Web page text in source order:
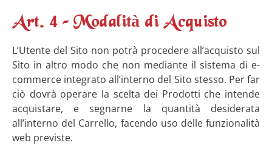
Art. 4 – Modalità di Acquisto
L’Utente del Sito non potrà procedere all’acquisto sul
Sito in altro modo che non mediante il sistema di e-
commerce integrato all’interno del Sito stesso. Per far
ciò dovrà operare la scelta dei Prodotti che intende
acquistare, e segnarne la quantità desiderata
all’interno del Carrello, facendo uso delle funzionalità
web previste.